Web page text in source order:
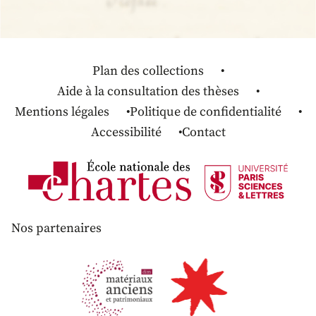
Plan des collections
Aide à la consultation des thèses
Mentions légales
Politique de confidentialité
Accessibilité
Contact
Nos partenaires